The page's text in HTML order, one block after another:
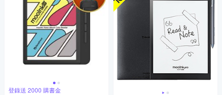
登錄送 2000 購書金